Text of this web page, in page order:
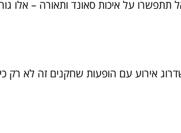
תתפשרו על איכות סאונד ותאורה – אלו
אירוע עם הופעות שחקנים זה לא רק